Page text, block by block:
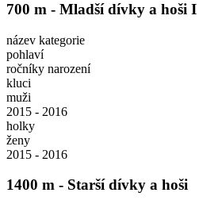
700 m - Mladší dívky a hoši I
název kategorie
pohlaví
ročníky narození
kluci
muži
2015 - 2016
holky
ženy
2015 - 2016
1400 m - Starší dívky a hoši